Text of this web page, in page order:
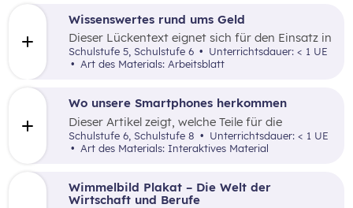
Wimmelbild Plakat – Die Welt der
Wirtschaft und Berufe
Wissenswertes rund ums Geld
Dieser Lückentext eignet sich für den Einsatz in
der Volksschule und der Unterstufe.
Schulstufe 5, Schulstufe 6
Unterrichtsdauer: < 1 UE
Art des Materials: Arbeitsblatt
Wo unsere Smartphones herkommen
Dieser Artikel zeigt, welche Teile für die
Produktion eines Smartphones benötigt
werden, welche Firmen sie bauen und wo die
Schulstufe 6, Schulstufe 8
Unterrichtsdauer: < 1 UE
Art des Materials: Interaktives Material